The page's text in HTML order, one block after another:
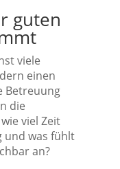
guten
viele
einen
Betreuung
die
viel Zeit
und was fühlt
an?